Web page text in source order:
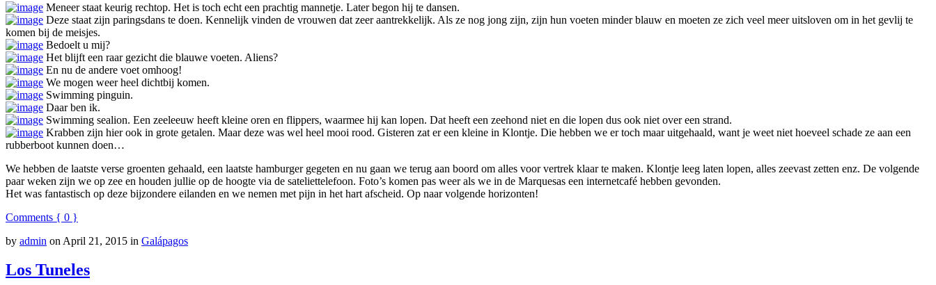
Meneer staat keurig rechtop. Het is toch echt een prachtig mannetje. Later begon hij te dansen.
Deze staat zijn paringsdans te doen. Kennelijk vinden de vrouwen dat zeer aantrekkelijk. Als ze nog jong zijn, zijn hun voeten minder blauw en moeten ze zich veel meer uitsloven om in het gevlij te
komen bij de meisjes.
Bedoelt u mij?
Het blijft een raar gezicht die blauwe voeten. Aliens?
En nu de andere voet omhoog!
We mogen weer heel dichtbij komen.
Swimming pinguin.
Daar ben ik.
Swimming sealion. Een zeeleeuw heeft kleine oren en flippers, waarmee hij kan lopen. Dat heeft een zeehond niet en die lopen dus ook niet over een strand.
Krabben zijn hier ook in grote getalen. Maar deze was wel heel mooi rood. Gisteren zat er een kleine in Klontje. Die hebben we er toch maar uitgehaald, want je weet niet hoeveel schade ze aan een
rubberboot kunnen doen…
We hebben de laatste verse groenten gehaald, een laatste hamburger gegeten en nu gaan we terug aan boord om alles voor vertrek klaar te maken. Klontje leeg laten lopen, alles zeevast zetten enz. De volgende
paar weken zijn we op zee en houden jullie op de hoogte via de sateliettelefoon. Foto’s komen pas weer als we in de Marquesas een internetcafé hebben gevonden.
Het was fantastisch op deze bijzondere eilanden en we nemen met pijn in het hart afscheid. Op naar volgende horizonten!
Comments { 0 }
by admin on April 21, 2015 in Galápagos
Los Tuneles